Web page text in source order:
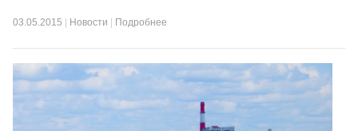
03.05.2015 Новости Подробнее